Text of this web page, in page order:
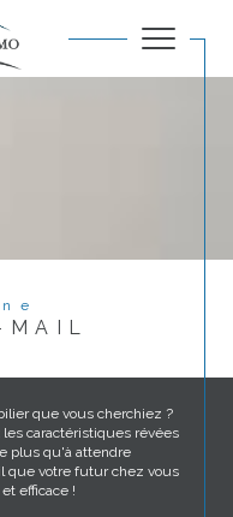
MAIL
que vous cherchiez ?
caractéristiques révées
plus qu'à attendre
que votre futur chez vous
efficace !